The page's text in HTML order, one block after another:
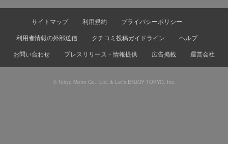
サイトマップ 利用規約
プライバシーポリシー
利用者情報の外部送信
クチコミ投稿ガイドライン
ヘルプ
お問い合わせ
プレスリリース・情報提供 広告掲載 運営会社
© Tokyo Metro Co., Ltd. & Let’s ENJOY TOKYO, Inc.